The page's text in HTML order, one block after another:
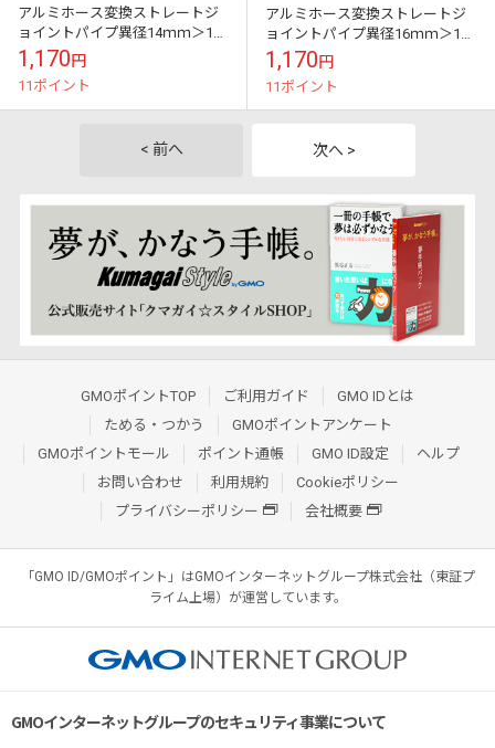
アルミホース変換ストレートジ
ョイントパイプ異径14ｍｍ＞16
ｍｍ
1,170円
11ポイント
アルミホース変換ストレートジ
ョイントパイプ異径16ｍｍ＞18
ｍｍ
1,170円
11ポイント
< 前へ 次へ >
GMOポイントTOP ご利用ガイド
GMO IDとは
ためる・つかう
GMOポイントアンケート
GMOポイントモール
ポイント通帳 GMO ID設定
ヘルプ
お問い合わせ
利用規約
Cookieポリシー
プライバシーポリシー
会社概要
「GMO ID/GMOポイント」はGMOインターネットグループ株式会社（東証プ
ライム上場）が運営しています。
GMOインターネットグループのセキュリティ事業について